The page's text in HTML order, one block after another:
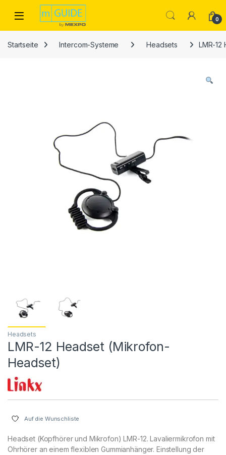
Skip to navigation
Skip to content
Open 0
Startseite Intercom-Systeme Headsets LMR-
Headsets
LMR-12 Headset (Mikrofon-
Headset)
Auf die Wunschliste
Headset (Kopfhörer und Mikrofon) LMR-12. Lavaliermikrofon mit
Ohrhörer an einem flexiblen Gummianhänger. Einstellung der